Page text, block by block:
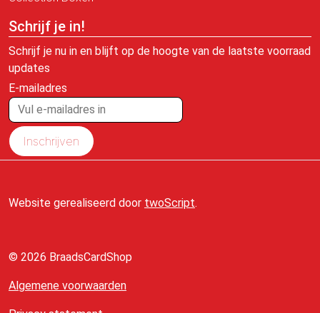
Schrijf je in!
Schrijf je nu in en blijft op de hoogte van de laatste voorraad
updates
E-mailadres
Inschrijven
© 2026 BraadsCardShop
Algemene voorwaarden
Website gerealiseerd door twoScript.